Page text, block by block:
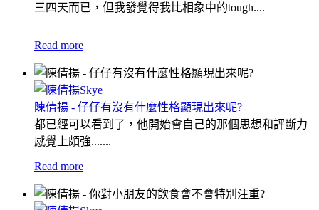
三四天而已，但我發覺得我比相象中的tough....
Read more
陳倩揚 - 仔仔有沒有什麼性格顯現出來呢?
都已經可以看到了，他開始會自己的那個思想和評斷力
感覺上頗強.......
Read more